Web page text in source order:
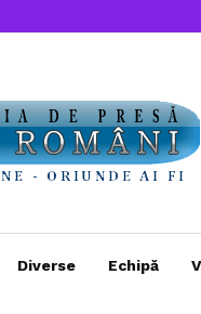
Diverse Echipă